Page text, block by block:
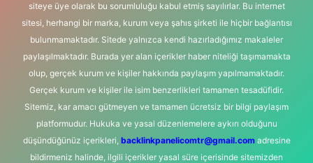
siteye üye olarak bu sorumluluğu kabul etmiş sayılırlar. Bu internet
sitesi, herhangi bir marka, kurum veya şahıs şirketi ile hiçbir bağlantısı
bulunmamaktadır. Sitede yalnızca kendi hazırladığımız makaleler
paylaşılmaktadır. Burada yer alan içerikler haber niteliği taşımamakta
olup, gerçek kurum ve kişiler hakkında paylaşım yapılmamaktadır.
Gerçek kurum ve kişiler ile isim benzerlikleri tamamen tesadüfidir.
Sitemiz, kar amacı gütmeyen ve tamamen ücretsiz bir bilgi paylaşım
platformudur. Hukuka ve yasal düzenlemelere aykırı olduğunu
düşündüğünüz içerikleri, backlinkpanelicomtr@gmail.comadresine
bildirmeniz halinde, ilgili içerikler yasal süre içerisinde sitemizden